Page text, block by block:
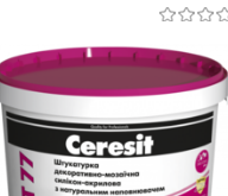
В корзину
Купити в 1 клік
До
порівняння
В вибране
В наявності